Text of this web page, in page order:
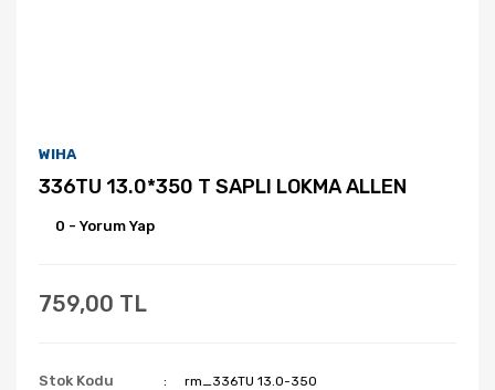
WIHA
336TU 13.0*350 T SAPLI LOKMA ALLEN
0 - Yorum Yap
759,00 TL
Stok Kodu rm_336TU 13.0-350